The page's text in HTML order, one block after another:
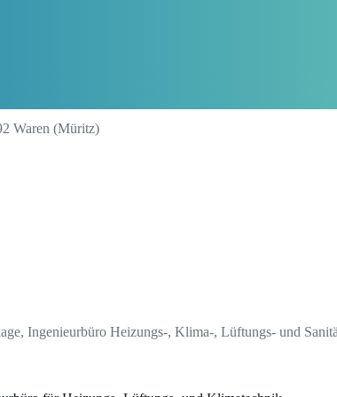
Waren (Müritz)
Ingenieurbüro Heizungs-, Klima-, Lüftungs- und